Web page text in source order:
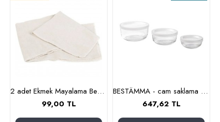
2 adet Ekmek Mayalama Bezi 50x70 cm, %100 Pamuk Amerikan Pasa Bezi
99,00 TL
BESTÄMMA - cam saklama kabı seti (cam)
647,62 TL